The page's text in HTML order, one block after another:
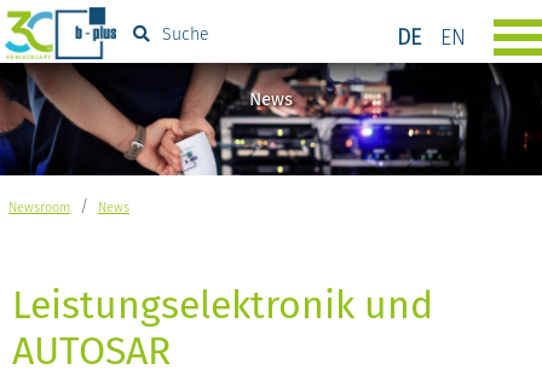
DE EN
Suche
News
Newsroom / News
Leistungselektronik und
AUTOSAR